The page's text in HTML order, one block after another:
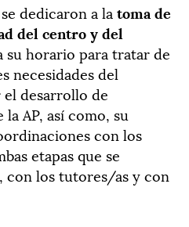
dedicaron a la toma de
del centro y del
su horario para tratar de
necesidades del
desarrollo de
AP, así como, su
con los
etapas que se
los tutores/as y con